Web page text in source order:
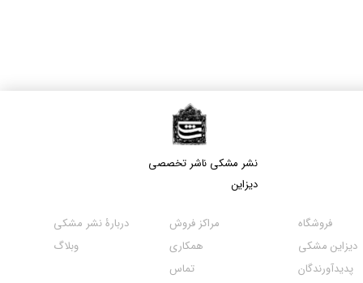
نشر مشکی​​​​​​​ ناشر تخصصی
دیزاین
مراکز فروش
همکاری
تماس
فروشگاه
دیزاین مشکی
پدیدآورندگان
دربارۀ نشر مشکی
وبلاگ